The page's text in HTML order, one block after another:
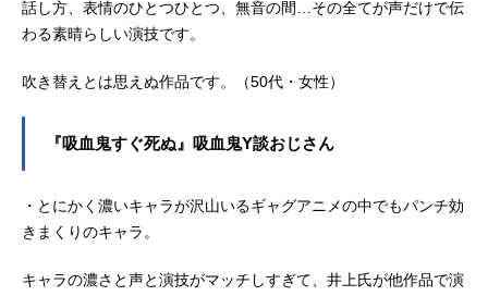
話し方、表情のひとつひとつ、無音の間…その全てが声だけで伝
わる素晴らしい演技です。
吹き替えとは思えぬ作品です。（50代・女性）
『吸血鬼すぐ死ぬ』吸血鬼Y談おじさん
・とにかく濃いキャラが沢山いるギャグアニメの中でもパンチ効
きまくりのキャラ。
キャラの濃さと声と演技がマッチしすぎて、井上氏が他作品で演